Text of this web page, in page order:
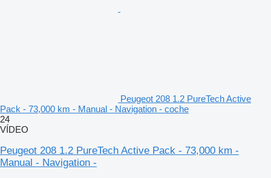
Peugeot 208 1.2 PureTech Active
Pack - 73,000 km - Manual - Navigation - coche
24
VÍDEO
Peugeot 208 1.2 PureTech Active Pack - 73,000 km -
Manual - Navigation -